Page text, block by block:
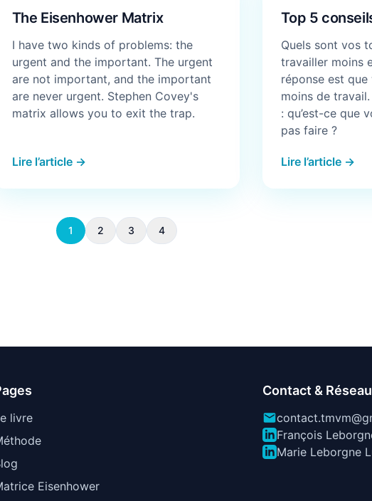
The Eisenhower Matrix
I have two kinds of problems: the
urgent and the important. The urgent
are not important, and the important
are never urgent. Stephen Covey's
matrix allows you to exit the trap.
Lire l’article →
Top 5
Quels sont vos
travailler moins
réponse est que
moins de
: qu’est-ce que
pas faire ?
Lire l’article →
1 2 3 4
livre
Eisenhower
Contact &
François
Marie Leborgne